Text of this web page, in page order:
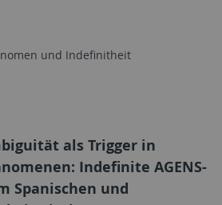
und Indefinitheit
als Trigger in
Indefinite AGENS-
Spanischen und